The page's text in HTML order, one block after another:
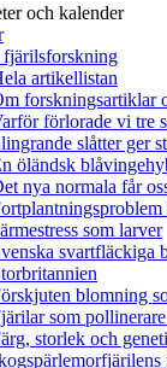
och kalender
artikellistan
forskningsartiklar
förlorade vi tre
slåtter ger
öländsk
nya normala får
som larver
svartfläckiga
blomning
som
storlek och